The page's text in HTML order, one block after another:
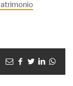
Emailfacebook
twitterlinkedin